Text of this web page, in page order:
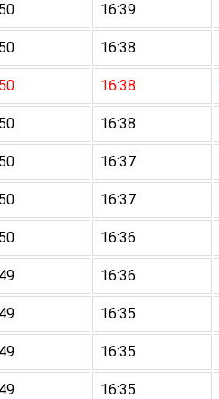
16:39
16:38
16:38
16:38
16:37
16:37
16:36
16:36
16:35
16:35
16:35